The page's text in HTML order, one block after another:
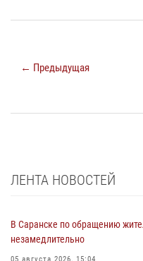
← Предыдущая
ЛЕНТА НОВОСТЕЙ
В Саранске по обращению
незамедлительно